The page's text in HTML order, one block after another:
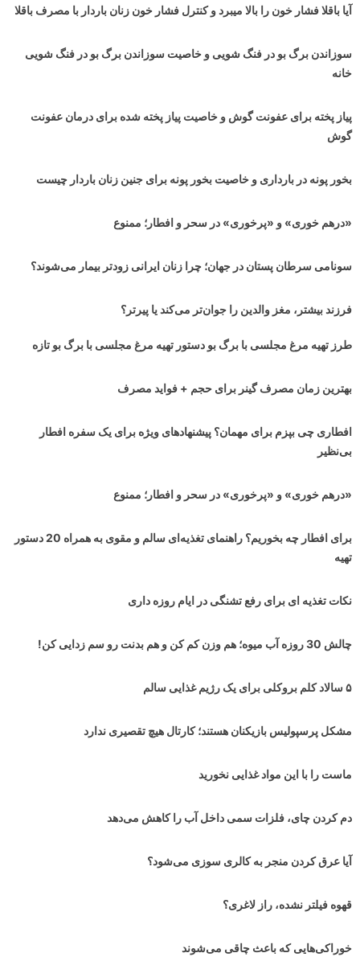
آیا باقلا فشار خون را بالا میبرد و کنترل فشار خون زنان باردار با مصرف باقلا
سوزاندن برگ بو در فنگ شویی و خاصیت سوزاندن برگ بو در فنگ شویی
خانه
پیاز پخته برای عفونت گوش و خاصیت پیاز پخته شده برای درمان عفونت
گوش
بخور پونه در بارداری و خاصیت بخور پونه برای جنین زنان باردار چیست
«درهم خوری» و «پرخوری» در سحر و افطار؛ ممنوع
سونامی سرطان پستان در جهان‌؛ چرا زنان ایرانی زودتر بیمار می‌شوند؟
فرزند بیشتر، مغز والدین را جوان‌تر می‌کند یا پیرتر؟
طرز تهیه مرغ مجلسی با برگ بو دستور تهیه مرغ مجلسی با برگ بو تازه
بهترین زمان مصرف گینر برای حجم + فواید مصرف
افطاری چی بپزم برای مهمان؟ پیشنهادهای ویژه برای یک سفره افطار
بی‌نظیر
«درهم خوری» و «پرخوری» در سحر و افطار؛ ممنوع
برای افطار چه بخوریم؟ راهنمای تغذیه‌ای سالم و مقوی به همراه 20 دستور
تهیه
نکات تغذیه ای برای رفع تشنگی در ایام روزه داری
چالش 30 روزه آب میوه؛ هم وزن کم کن و هم بدنت رو سم زدایی کن!
۵ سالاد کلم بروکلی برای یک رژیم غذایی سالم
مشکل پرسپولیس بازیکنان هستند؛ کارتال هیچ تقصیری ندارد
ماست را با این مواد غذایی نخورید
دم کردن چای، فلزات سمی داخل آب را کاهش می‌دهد
آیا عرق کردن منجر به کالری سوزی می‌شود؟
قهوه فیلتر نشده، راز لاغری؟
خوراکی‌هایی که باعث چاقی می‌شوند